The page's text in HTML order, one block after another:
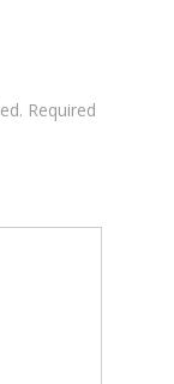
Required